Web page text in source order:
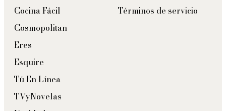
Cocina Fácil
Cosmopolitan
Eres
Esquire
Tú En Línea
TVyNovelas
Términos de servicio